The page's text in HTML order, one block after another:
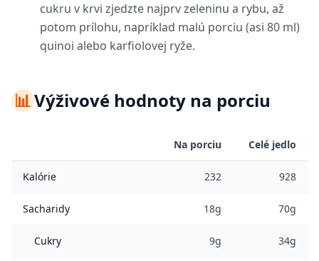
cukru v krvi zjedzte najprv zeleninu a rybu, až
potom prílohu, napríklad malú porciu (asi 80 ml)
quinoi alebo karfiolovej ryže.
📊Výživové hodnoty na porciu
Na porciu Celé jedlo
Kalórie 232 928
Sacharidy 18g 70g
Cukry 9g 34g